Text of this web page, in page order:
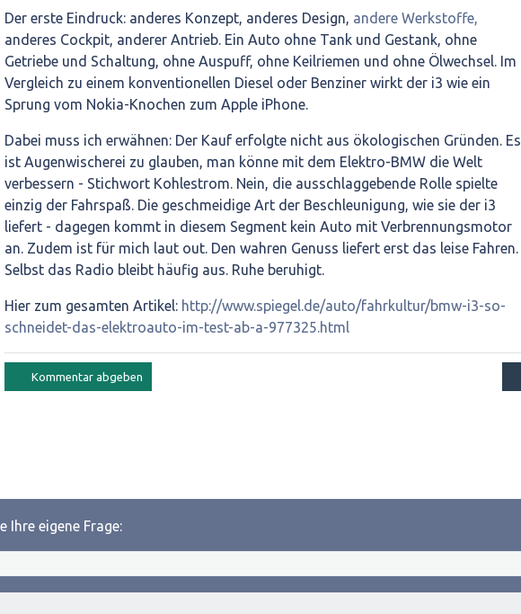
Der erste Eindruck: anderes Konzept, anderes Design, andere Werkstoffe,
anderes Cockpit, anderer Antrieb. Ein Auto ohne Tank und Gestank, ohne
Getriebe und Schaltung, ohne Auspuff, ohne Keilriemen und ohne Ölwechsel. Im
Vergleich zu einem konventionellen Diesel oder Benziner wirkt der i3 wie ein
Sprung vom Nokia-Knochen zum Apple iPhone.
Dabei muss ich erwähnen: Der Kauf erfolgte nicht aus ökologischen Gründen. Es
ist Augenwischerei zu glauben, man könne mit dem Elektro-BMW die Welt
verbessern - Stichwort Kohlestrom. Nein, die ausschlaggebende Rolle spielte
einzig der Fahrspaß. Die geschmeidige Art der Beschleunigung, wie sie der i3
liefert - dagegen kommt in diesem Segment kein Auto mit Verbrennungsmotor
an. Zudem ist für mich laut out. Den wahren Genuss liefert erst das leise Fahren.
Selbst das Radio bleibt häufig aus. Ruhe beruhigt.
Hier zum gesamten Artikel: http://www.spiegel.de/auto/fahrkultur/bmw-i3-so-
schneidet-das-elektroauto-im-test-ab-a-977325.html
Ihre eigene Frage: